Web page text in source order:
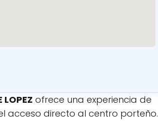
LOPEZ ofrece una experiencia de
acceso directo al centro porteño.